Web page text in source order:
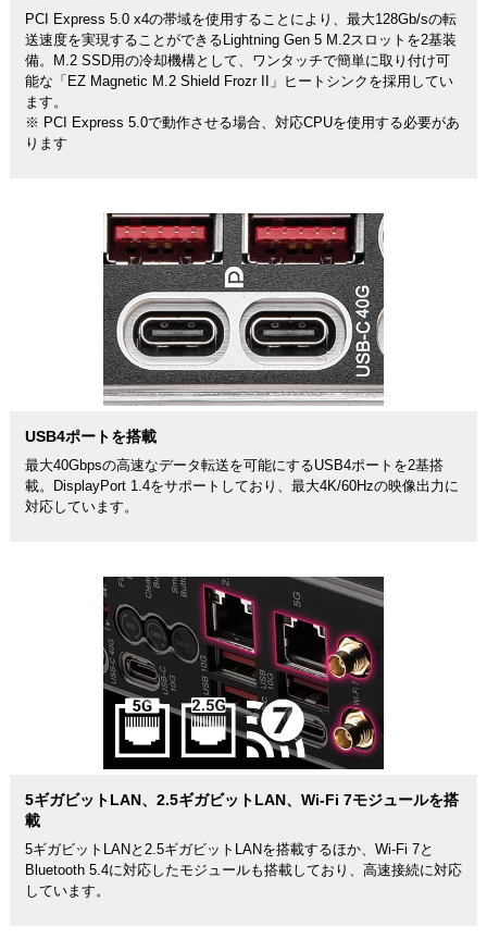
PCI Express 5.0 x4の帯域を使用することにより、最大128Gb/sの転
送速度を実現することができるLightning Gen 5 M.2スロットを2基装
備。M.2 SSD用の冷却機構として、ワンタッチで簡単に取り付け可
能な「EZ Magnetic M.2 Shield Frozr II」ヒートシンクを採用してい
ます。
※ PCI Express 5.0で動作させる場合、対応CPUを使用する必要があ
ります
USB4ポートを搭載
最大40Gbpsの高速なデータ転送を可能にするUSB4ポートを2基搭
載。DisplayPort 1.4をサポートしており、最大4K/60Hzの映像出力に
対応しています。
5ギガビットLAN、2.5ギガビットLAN、Wi-Fi 7モジュールを搭
載
5ギガビットLANと2.5ギガビットLANを搭載するほか、Wi-Fi 7と
Bluetooth 5.4に対応したモジュールも搭載しており、高速接続に対応
しています。